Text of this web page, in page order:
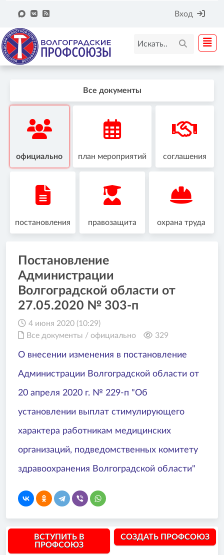
Вход
Все документы
официально план мероприятий соглашения
постановления правозащита охрана труда
Постановление
Администрации
Волгоградской области от
27.05.2020 № 303-п
4 июня 2020 (10:29)
Все документы / официально 329
О внесении изменения в постановление
Администрации Волгоградской области от
20 апреля 2020 г. № 229-п "Об
установлении выплат стимулирующего
характера работникам медицинских
организаций, подведомственных комитету
здравоохранения Волгоградской области"
ВСТУПИТЬ В
ПРОФСОЮЗ
СОЗДАТЬ ПРОФСОЮЗ